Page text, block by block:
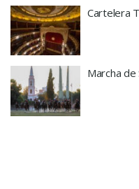
Cartelera
Marcha de